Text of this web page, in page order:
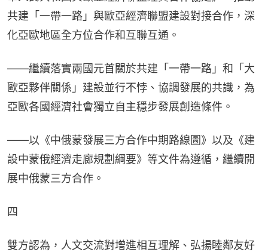
共建「一帶一路」與歐亞經濟聯盟建設對接合作，深
化亞歐地區全方位合作和互聯互通。
——繼續落實兩國元首關於共建「一帶一路」和「大
歐亞夥伴關係」建設並行不悖、協調發展的共識，為
亞歐各國經濟社會獨立自主穩步發展創造條件。
——以《中俄蒙發展三方合作中期路線圖》以及《建
設中蒙俄經濟走廊規劃綱要》等文件為遵循，繼續開
展中俄蒙三方合作。
四
雙方認為，人文交流對增進相互理解、弘揚睦鄰友好